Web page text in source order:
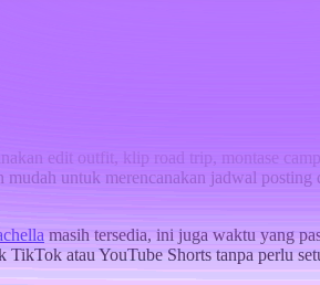
edit outfit, klip road trip, montase
mudah untuk merencanakan jadwal
masih tersedia, ini juga waktu yang
atau YouTube Shorts tanpa perlu